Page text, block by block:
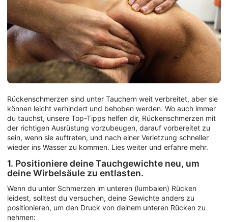
Rückenschmerzen sind unter Tauchern weit verbreitet, aber sie
können leicht verhindert und behoben werden. Wo auch immer
du tauchst, unsere Top-Tipps helfen dir, Rückenschmerzen mit
der richtigen Ausrüstung vorzubeugen, darauf vorbereitet zu
sein, wenn sie auftreten, und nach einer Verletzung schneller
wieder ins Wasser zu kommen. Lies weiter und erfahre mehr.
1. Positioniere deine Tauchgewichte neu, um
deine Wirbelsäule zu entlasten.
Wenn du unter Schmerzen im unteren (lumbalen) Rücken
leidest, solltest du versuchen, deine Gewichte anders zu
positionieren, um den Druck von deinem unteren Rücken zu
nehmen: